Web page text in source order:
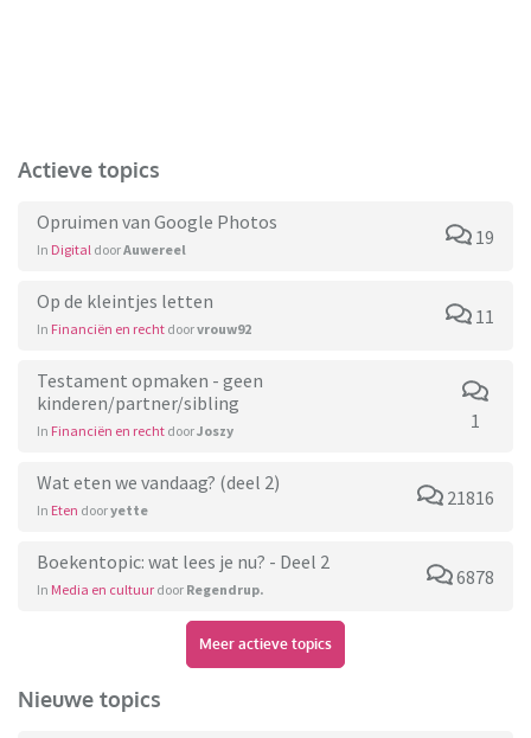
Actieve topics
Opruimen van Google Photos
In Digital doorAuwereel
19
Op de kleintjes letten
In Financiën en recht doorvrouw92
11
Testament opmaken - geen
kinderen/partner/sibling
In Financiën en recht doorJoszy 1
Wat eten we vandaag? (deel 2)
In Eten dooryette
21816
Boekentopic: wat lees je nu? - Deel 2
In Media en cultuur door Regendrup.
6878
Meer actieve topics
Nieuwe topics